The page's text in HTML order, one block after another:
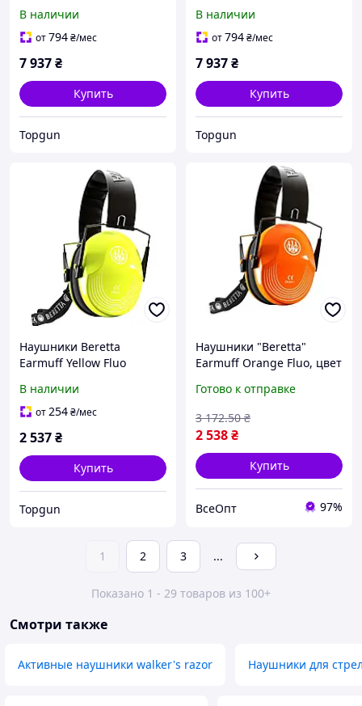
В наличии
от794₴/мес
7 937₴
Купить
Topgun
В наличии
от794₴/мес
7 937₴
Купить
Topgun
Наушники Beretta
Earmuff Yellow Fluo
В наличии
от254₴/мес
2 537₴
Купить
Topgun
Наушники "Beretta"
Earmuff Orange Fluo, цвет
H - 32dB, M - 22dB, L -
13dB
Готово к отправке
2 538₴
3 172.50 ₴
Купить
ВсеОпт 97%
1 2 3 ...
Показано 1 - 29 товаров из 100+
Смотри также
Активные наушники walker's razor Наушники для